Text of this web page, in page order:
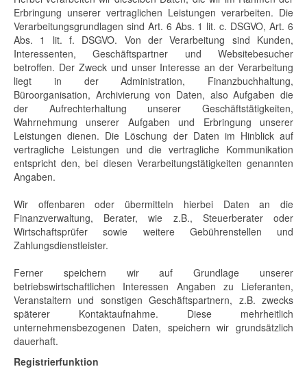
Erbringung unserer vertraglichen Leistungen verarbeiten. Die
Verarbeitungsgrundlagen sind Art. 6 Abs. 1 lit. c. DSGVO, Art. 6
Abs. 1 lit. f. DSGVO. Von der Verarbeitung sind Kunden,
Interessenten, Geschäftspartner und Websitebesucher
betroffen. Der Zweck und unser Interesse an der Verarbeitung
liegt in der Administration, Finanzbuchhaltung,
Büroorganisation, Archivierung von Daten, also Aufgaben die
der Aufrechterhaltung unserer Geschäftstätigkeiten,
Wahrnehmung unserer Aufgaben und Erbringung unserer
Leistungen dienen. Die Löschung der Daten im Hinblick auf
vertragliche Leistungen und die vertragliche Kommunikation
entspricht den, bei diesen Verarbeitungstätigkeiten genannten
Angaben.
Wir offenbaren oder übermitteln hierbei Daten an die
Finanzverwaltung, Berater, wie z.B., Steuerberater oder
Wirtschaftsprüfer sowie weitere Gebührenstellen und
Zahlungsdienstleister.
Ferner speichern wir auf Grundlage unserer
betriebswirtschaftlichen Interessen Angaben zu Lieferanten,
Veranstaltern und sonstigen Geschäftspartnern, z.B. zwecks
späterer Kontaktaufnahme. Diese mehrheitlich
unternehmensbezogenen Daten, speichern wir grundsätzlich
dauerhaft.
Registrierfunktion